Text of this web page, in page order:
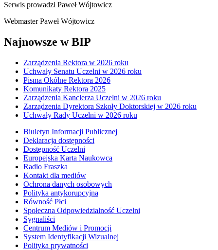
Serwis prowadzi Paweł Wójtowicz
WebmasterPaweł Wójtowicz
Najnowsze w BIP
Zarządzenia Rektora w 2026 roku
Uchwały Senatu Uczelni w 2026 roku
Pisma Okólne Rektora 2026
Komunikaty Rektora 2025
Zarządzenia Kanclerza Uczelni w 2026 roku
Zarządzenia Dyrektora Szkoły Doktorskiej w 2026 roku
Uchwały Rady Uczelni w 2026 roku
Biuletyn Informacji Publicznej
Deklaracja dostępności
Dostępność Uczelni
Europejska Karta Naukowca
Radio Fraszka
Kontakt dla mediów
Ochrona danych osobowych
Polityka antykorupcyjna
Równość Płci
Społeczna Odpowiedzialność Uczelni
Sygnaliści
Centrum Mediów i Promocji
System Identyfikacji Wizualnej
Polityka prywatności